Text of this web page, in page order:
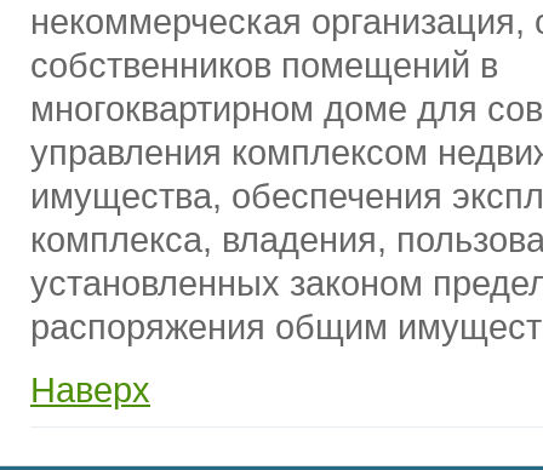
некоммерческая организация,
собственников помещений в
многоквартирном доме для
управления комплексом
имущества, обеспечения
комплекса, владения,
установленных законом
распоряжения общим
Наверх